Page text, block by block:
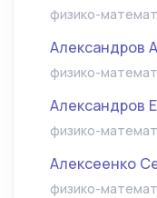
физико-
Александров
физико-
Александров
физико-
Алексеенко
физико-